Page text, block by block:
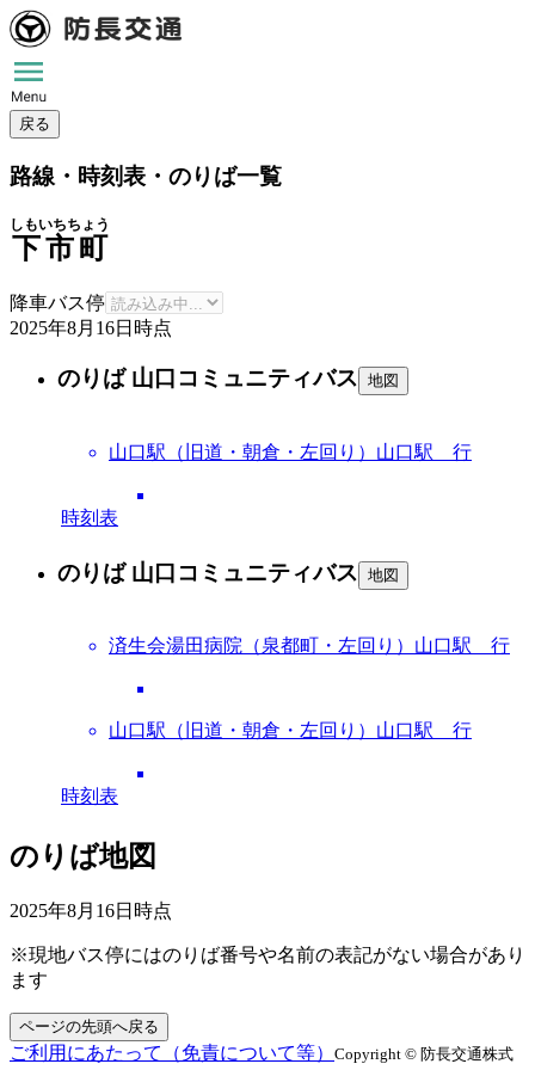
戻る
路線・時刻表・のりば一覧
下市町
しもいちちょう
降車バス停
2025年8月16日 時点
のりば 山口コミュニティバス 地図
山口駅（旧道・朝倉・左回り）山口駅 行
時刻表
のりば 山口コミュニティバス 地図
済生会湯田病院（泉都町・左回り）山口駅 行
山口駅（旧道・朝倉・左回り）山口駅 行
時刻表
のりば地図
2025年8月16日 時点
※現地バス停にはのりば番号や名前の表記がない場合があり
ます
ページの先頭へ戻る
ご利用にあたって（免責について等） Copyright © 防長交通株式